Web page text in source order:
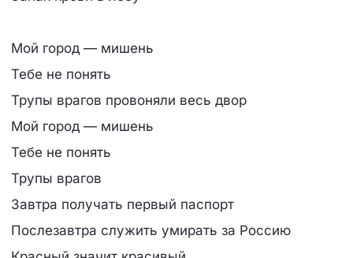
Мой город — мишень
Тебе не понять
Трупы врагов провоняли весь двор
Мой город — мишень
Тебе не понять
Трупы врагов
Завтра получать первый паспорт
Послезавтра служить умирать за Россию